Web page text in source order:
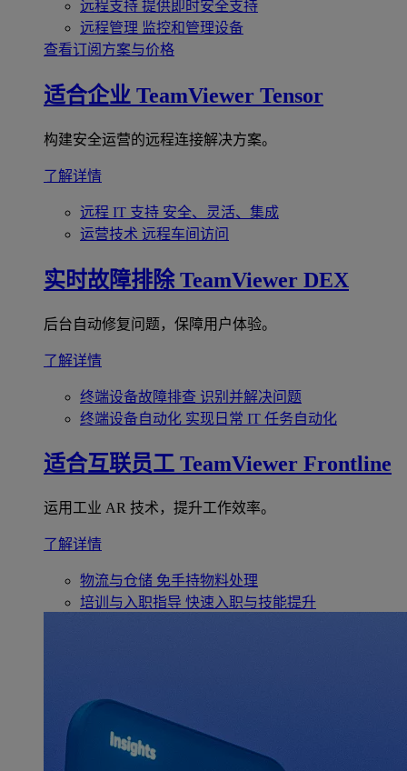
远程支持 提供即时安全支持
远程管理 监控和管理设备
查看订阅方案与价格
适合企业 TeamViewer Tensor
构建安全运营的远程连接解决方案。
了解详情
远程 IT 支持 安全、灵活、集成
运营技术 远程车间访问
实时故障排除 TeamViewer DEX
后台自动修复问题，保障用户体验。
了解详情
终端设备故障排查 识别并解决问题
终端设备自动化 实现日常 IT 任务自动化
适合互联员工 TeamViewer Frontline
运用工业 AR 技术，提升工作效率。
了解详情
物流与仓储 免手持物料处理
培训与入职指导 快速入职与技能提升